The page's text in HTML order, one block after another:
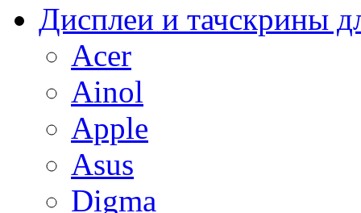
Дисплеи и тачскрины
Acer
Ainol
Apple
Asus
Digma